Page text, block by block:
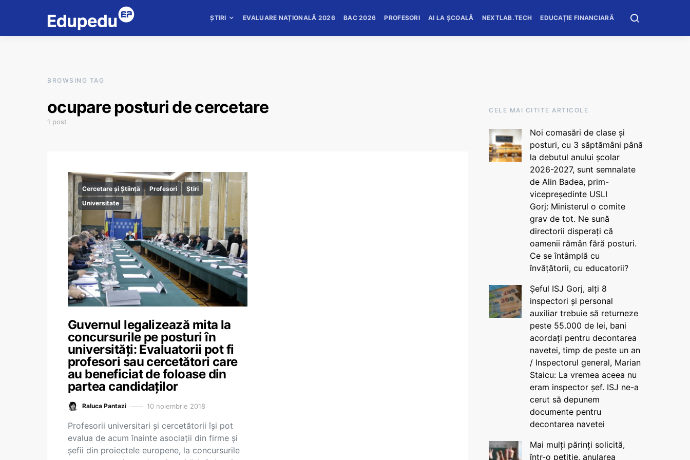
ȘTIRI EVALUARE NAȚIONALĂ 2026 BAC 2026 PROFESORI AI LA ȘCOALĂ NEXTLAB.TECH EDUCAȚIE FINANCIARĂ
BROWSING TAG
ocupare posturi de cercetare
1 post
Cercetare și Știință Profesori
Știri
Universitate
Guvernul legalizează mita la
concursurile pe posturi în
universități: Evaluatorii pot fi
profesori sau cercetători care
au beneficiat de foloase din
partea candidaților
Raluca Pantazi 10 noiembrie 2018
Profesorii universitari și cercetătorii își pot
evalua de acum înainte asociații din firme și
șefii din proiectele europene, la concursurile
CELE MAI CITITE ARTICOLE
Noi comasări de clase și
posturi, cu 3 săptămâni până
la debutul anului școlar
2026-2027, sunt semnalate
de Alin Badea, prim-
vicepreședinte USLI
Gorj: Ministerul o comite
grav de tot. Ne sună
directorii disperați că
oamenii rămân fără posturi.
Ce se întâmplă cu
învățătorii, cu educatorii?
Șeful ISJ Gorj, alți 8
inspectori și personal
auxiliar trebuie să returneze
peste 55.000 de lei, bani
acordați pentru decontarea
navetei, timp de peste un an
/ Inspectorul general, Marian
Staicu: La vremea aceea nu
eram inspector șef. ISJ ne-a
cerut să depunem
documente pentru
decontarea navetei
Mai mulți părinți solicită,
într-o petiție, anularea